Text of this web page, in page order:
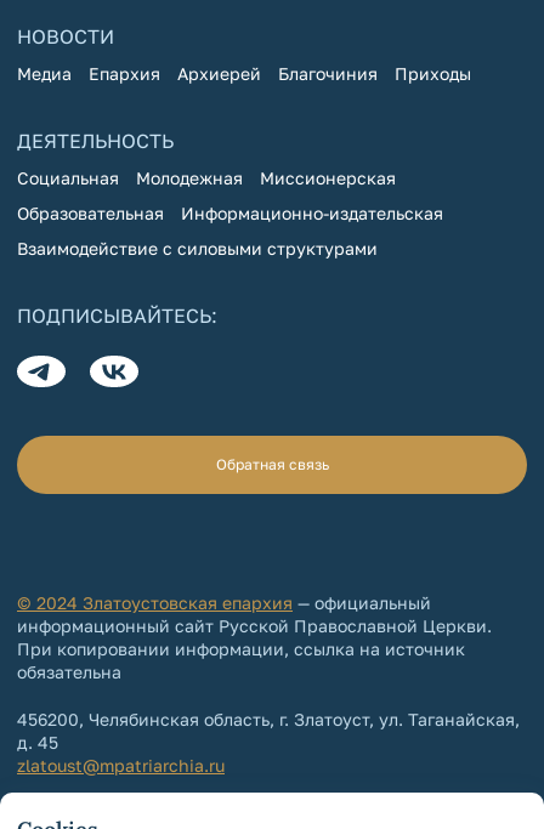
НОВОСТИ
Медиа Епархия Архиерей Благочиния Приходы
ДЕЯТЕЛЬНОСТЬ
Социальная Молодежная
Миссионерская
Образовательная
Информационно-издательская
Взаимодействие с силовыми структурами
ПОДПИСЫВАЙТЕСЬ:
Обратная связь
© 2024 Златоустовская епархия — официальный
информационный сайт Русской Православной Церкви.
При копировании информации, ссылка на источник
обязательна
456200, Челябинская область, г. Златоуст, ул. Таганайская,
д. 45
zlatoust@mpatriarchia.ru